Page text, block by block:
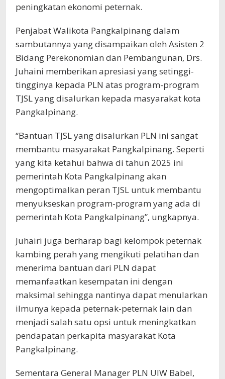
peningkatan ekonomi peternak.
Penjabat Walikota Pangkalpinang dalam
sambutannya yang disampaikan oleh Asisten 2
Bidang Perekonomian dan Pembangunan, Drs.
Juhaini memberikan apresiasi yang setinggi-
tingginya kepada PLN atas program-program
TJSL yang disalurkan kepada masyarakat kota
Pangkalpinang.
“Bantuan TJSL yang disalurkan PLN ini sangat
membantu masyarakat Pangkalpinang. Seperti
yang kita ketahui bahwa di tahun 2025 ini
pemerintah Kota Pangkalpinang akan
mengoptimalkan peran TJSL untuk membantu
menyukseskan program-program yang ada di
pemerintah Kota Pangkalpinang”, ungkapnya.
Juhairi juga berharap bagi kelompok peternak
kambing perah yang mengikuti pelatihan dan
menerima bantuan dari PLN dapat
memanfaatkan kesempatan ini dengan
maksimal sehingga nantinya dapat menularkan
ilmunya kepada peternak-peternak lain dan
menjadi salah satu opsi untuk meningkatkan
pendapatan perkapita masyarakat Kota
Pangkalpinang.
Sementara General Manager PLN UIW Babel,